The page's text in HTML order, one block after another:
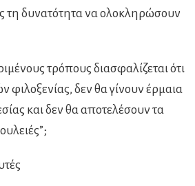
τη δυνατότητα να ολοκληρώσουν
τρόπους διασφαλίζεται ότι
φιλοξενίας, δεν θα γίνουν έρμαια
και δεν θα αποτελέσουν τα